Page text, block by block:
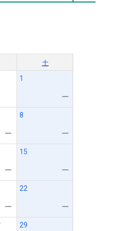
土
1
ー
ー
8
ー
ー
15
ー
ー
22
ー
29